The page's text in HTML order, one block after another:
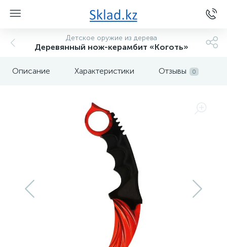
Детское оружие из дерева
Деревянный нож-керамбит «Коготь»
Описание Характеристики Отзывы 0